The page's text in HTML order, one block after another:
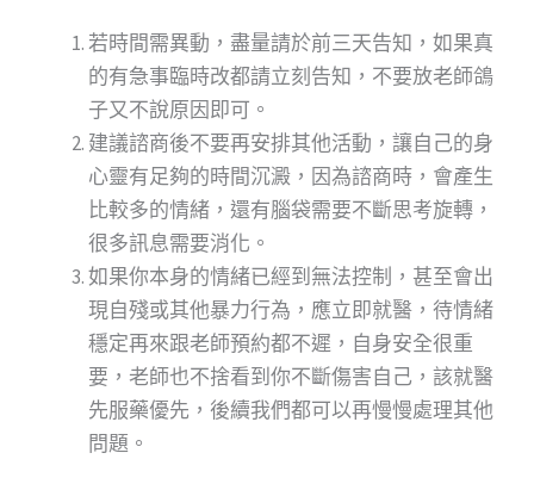
若時間需異動，盡量請於前三天告知，如果真
的有急事臨時改都請立刻告知，不要放老師鴿
子又不說原因即可。
建議諮商後不要再安排其他活動，讓自己的身
心靈有足夠的時間沉澱，因為諮商時，會產生
比較多的情緒，還有腦袋需要不斷思考旋轉，
很多訊息需要消化。
如果你本身的情緒已經到無法控制，甚至會出
現自殘或其他暴力行為，應立即就醫，待情緒
穩定再來跟老師預約都不遲，自身安全很重
要，老師也不捨看到你不斷傷害自己，該就醫
先服藥優先，後續我們都可以再慢慢處理其他
問題。